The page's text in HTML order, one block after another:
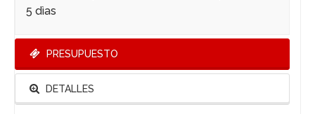
5 dìas
PRESUPUESTO
DETALLES